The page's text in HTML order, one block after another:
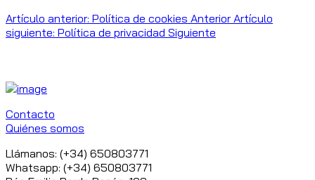
Artículo anterior: Política de cookies Anterior Artículo
siguiente: Política de privacidad Siguiente
Contacto
Quiénes somos
Llámanos: (+34) 650803771
Whatsapp: (+34) 650803771